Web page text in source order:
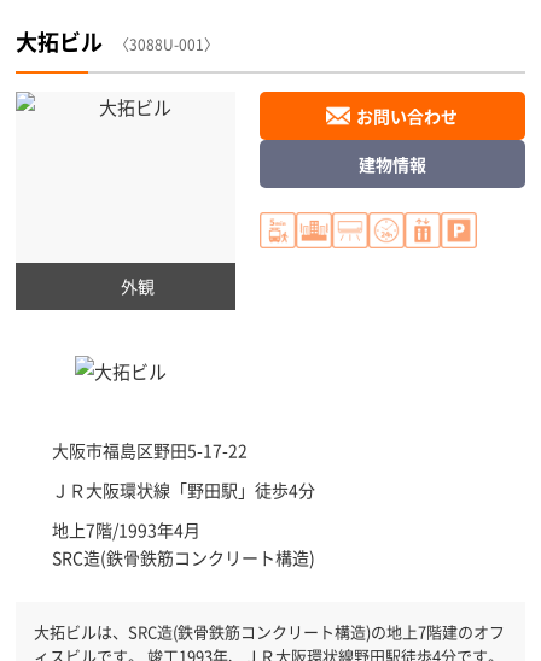
大拓ビル 〈3088U-001〉
外観
大阪市福島区野田5-17-22
ＪＲ大阪環状線「野田駅 」徒歩4分
地上7階/1993年4月
SRC造(鉄骨鉄筋コンクリート構造)
お問い合わせ
建物情報
大拓ビルは、SRC造(鉄骨鉄筋コンクリート構造)の地上7階建のオフ
ィスビルです。 竣工1993年、ＪＲ大阪環状線野田駅徒歩4分です。